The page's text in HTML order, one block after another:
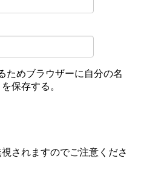
ためブラウザーに自分の名
保存する。
されますのでご注意くださ